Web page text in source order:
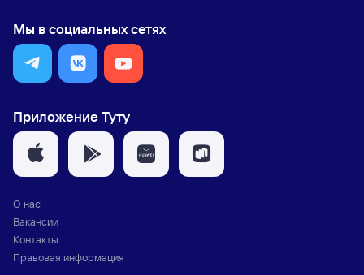
Мы в социальных сетях
Приложение Туту
О нас
Вакансии
Контакты
Правовая информация